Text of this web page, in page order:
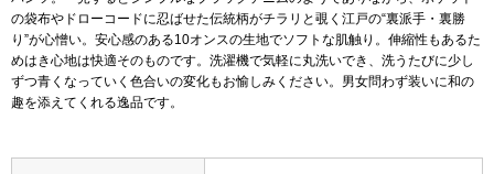
スニーカー
ブーツ
の袋布やドローコードに忍ばせた伝統柄がチラリと覗く江戸の“裏派手・裏勝
り”が心憎い。安心感のある10オンスの生地でソフトな肌触り。伸縮性もあるた
めはき心地は快適そのものです。洗濯機で気軽に丸洗いでき、洗うたびに少し
ずつ青くなっていく色合いの変化もお愉しみください。男女問わず装いに和の
趣を添えてくれる逸品です。